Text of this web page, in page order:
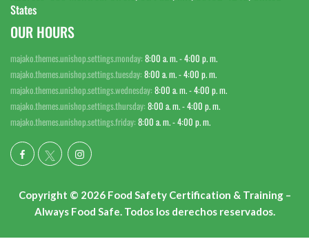
States
OUR HOURS
majako.themes.unishop.settings.monday: 8:00 a. m. - 4:00 p. m.
majako.themes.unishop.settings.tuesday: 8:00 a. m. - 4:00 p. m.
majako.themes.unishop.settings.wednesday: 8:00 a. m. - 4:00 p. m.
majako.themes.unishop.settings.thursday: 8:00 a. m. - 4:00 p. m.
majako.themes.unishop.settings.friday: 8:00 a. m. - 4:00 p. m.
Copyright © 2026 Food Safety Certification & Training –
Always Food Safe. Todos los derechos reservados.